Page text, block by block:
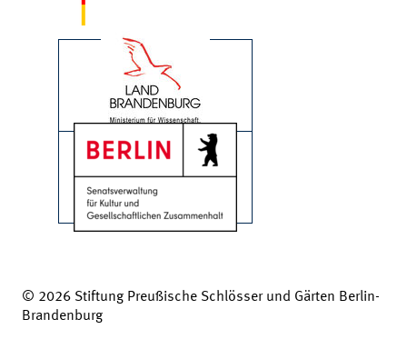
© 2026 Stiftung Preußische Schlösser und Gärten Berlin-
Brandenburg